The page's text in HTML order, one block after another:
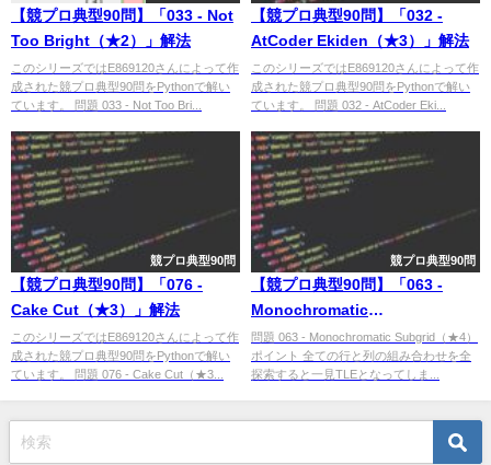
【競プロ典型90問】「033 - Not
Too Bright（★2）」解法
このシリーズではE869120さんによって作
成された競プロ典型90問をPythonで解い
ています。 問題 033 - Not Too Bri...
【競プロ典型90問】「032 -
AtCoder Ekiden（★3）」解法
このシリーズではE869120さんによって作
成された競プロ典型90問をPythonで解い
ています。 問題 032 - AtCoder Eki...
競プロ典型90問
【競プロ典型90問】「076 -
Cake Cut（★3）」解法
このシリーズではE869120さんによって作
成された競プロ典型90問をPythonで解い
ています。 問題 076 - Cake Cut（★3...
競プロ典型90問
【競プロ典型90問】「063 -
Monochromatic
Subgrid（★4）」解法
問題 063 - Monochromatic Subgrid（★4）
ポイント 全ての行と列の組み合わせを全
探索すると一見TLEとなってしま...